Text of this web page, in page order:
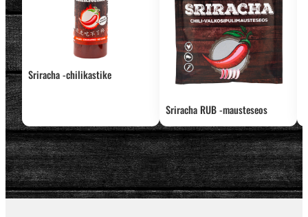
Sriracha -chilikastike
Sriracha RUB -mausteseos